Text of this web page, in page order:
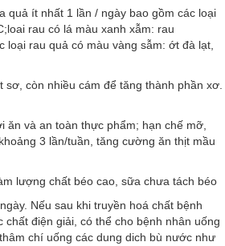
quả ít nhất 1 lần / ngày bao gồm các loại
rau có lá màu xanh xẫm: rau
loại rau quả có màu vàng sẫm: ớt đà lạt,
sơ, còn nhiều cám để tăng thành phần xơ.
ăn và an toàn thực phẩm; hạn chế mỡ,
3 lần/tuần, tăng cường ăn thịt mầu
lượng chất béo cao, sữa chưa tách béo
Nếu sau khi truyền hoá chất bệnh
chất điện giải, có thể cho bệnh nhân uống
chí uống các dung dich bù nước như